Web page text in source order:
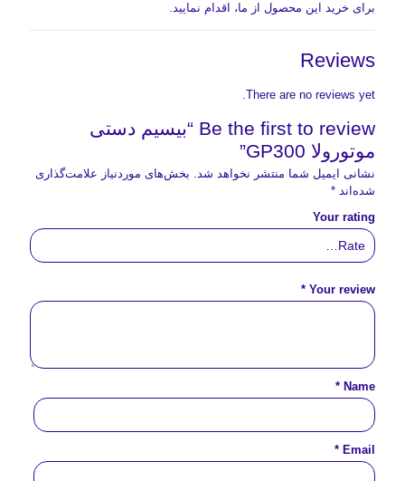
برای خرید این محصول از ما، اقدام نمایید.
Reviews
There are no reviews yet.
Be the first to review “بیسیم دستی
موتورولا GP300”
نشانی ایمیل شما منتشر نخواهد شد. بخش‌های موردنیاز علامت‌گذاری
شده‌اند *
Your rating
Your review
*
Name
*
Email
*